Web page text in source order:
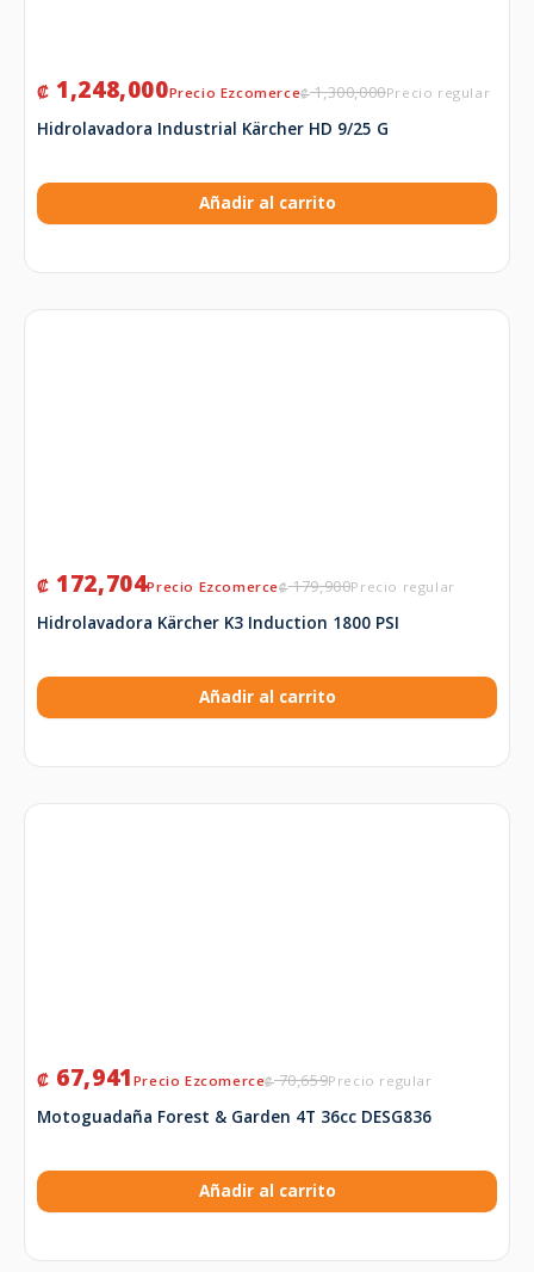
₡1,300,000
₡ 1,248,000
Hidrolavadora Industrial Kärcher HD 9/25 G
Añadir al carrito
₡179,900
₡ 172,704
Hidrolavadora Kärcher K3 Induction 1800 PSI
Añadir al carrito
₡70,659
₡ 67,941
Motoguadaña Forest & Garden 4T 36cc DESG836
Añadir al carrito